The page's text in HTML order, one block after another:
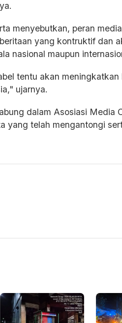
menyebutkan, peran
yang kontruktif dan
nasional maupun
tentu akan meningkatkan
ujarnya.
dalam Asosiasi Media
yang telah mengantongi